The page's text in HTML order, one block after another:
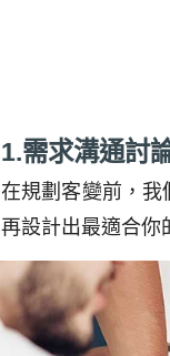
1.需求溝通討
在規劃客變前，我
再設計出最適合你